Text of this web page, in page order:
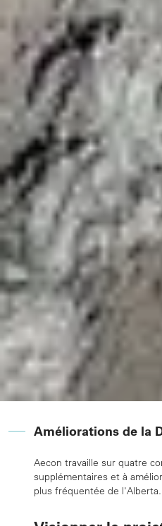
Améliorations de la
Aecon travaille sur quatre
supplémentaires et à
plus fréquentée de l'Alberta.